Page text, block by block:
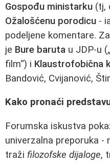
Gospođu ministarku (tj,
Ožalošćenu porodicu -
podeljene komentare.
je Bure baruta u JDP-u
film“) i Klaustrofobična
Bandović, Cvijanović,
Kako pronaći
Forumska iskustva
univerzalna preporuka -
traži filozofske dijaloge,